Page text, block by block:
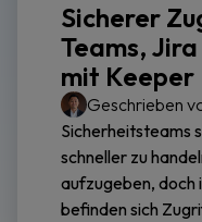
Sicherer
Teams,
mit Keeper
Geschrieben
Sicherheitsteams
schneller zu
aufzugeben, doch
befinden sich